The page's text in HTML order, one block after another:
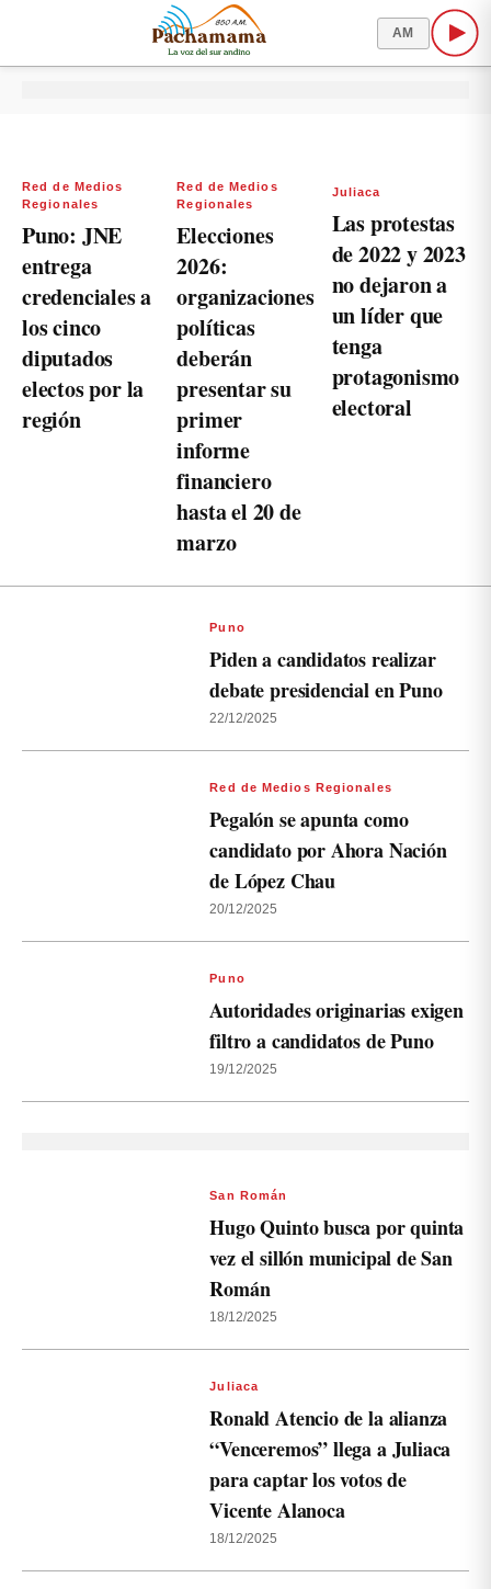
AM
Red de Medios
Regionales
Puno: JNE
entrega
credenciales a
los cinco
diputados
electos por la
región
Red de Medios
Regionales
Elecciones
2026:
organizaciones
políticas
deberán
presentar su
primer
informe
financiero
hasta el 20 de
marzo
Juliaca
Las protestas
de 2022 y 2023
no dejaron a
un líder que
tenga
protagonismo
electoral
Puno
Piden a candidatos realizar
debate presidencial en Puno
22/12/2025
Red de Medios Regionales
Pegalón se apunta como
candidato por Ahora Nación
de López Chau
20/12/2025
Puno
Autoridades originarias exigen
filtro a candidatos de Puno
19/12/2025
San Román
Hugo Quinto busca por quinta
vez el sillón municipal de San
Román
18/12/2025
Juliaca
Ronald Atencio de la alianza
“Venceremos” llega a Juliaca
para captar los votos de
Vicente Alanoca
18/12/2025